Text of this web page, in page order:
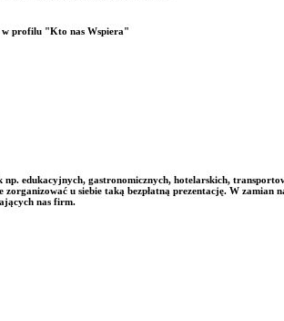
w profilu "Kto nas Wspiera"
edukacyjnych, gastronomicznych, hotelarskich,
zorganizować u siebie taką bezpłatną prezentację. W
nas firm.